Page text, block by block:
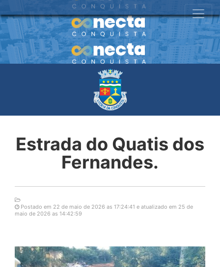
Estrada do Quatis dos
Fernandes.
Postado em 22 de maio de 2026 as 17:24:41 e atualizado em 25 de
maio de 2026 as 14:42:59